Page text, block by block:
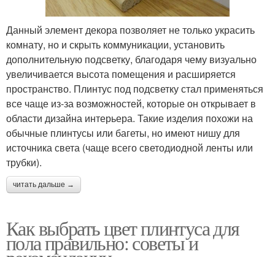
Данный элемент декора позволяет не только украсить
комнату, но и скрыть коммуникации, установить
дополнительную подсветку, благодаря чему визуально
увеличивается высота помещения и расширяется
пространство. Плинтус под подсветку стал применяться
все чаще из-за возможностей, которые он открывает в
области дизайна интерьера. Такие изделия похожи на
обычные плинтусы или багеты, но имеют нишу для
источника света (чаще всего светодиодной ленты или
трубки).
читать дальше →
Как выбрать цвет плинтуса для
пола правильно: советы и